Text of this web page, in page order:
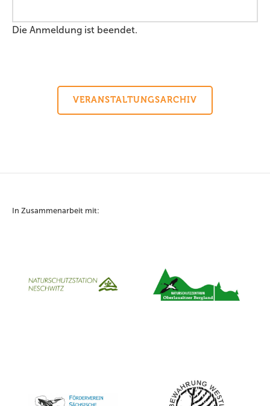
Die Anmeldung ist beendet.
VERANSTALTUNGSARCHIV
In Zusammenarbeit mit: